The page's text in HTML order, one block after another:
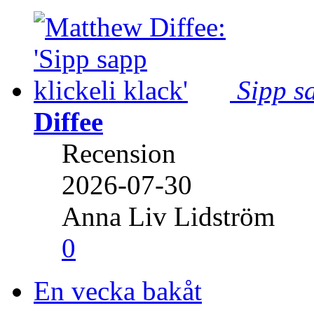
Sipp
Diffee
Recension
2026-07-30
Anna Liv Lidström
0
En vecka bakåt